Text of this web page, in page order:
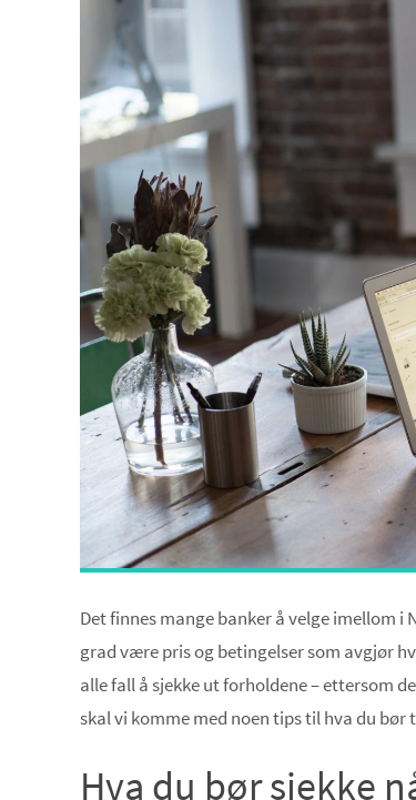
Det finnes mange banker å velge imellom i
grad være pris og betingelser som avgjør
alle fall å sjekke ut forholdene – ettersom
skal vi komme med noen tips til hva du bør
Hva du bør sjekke